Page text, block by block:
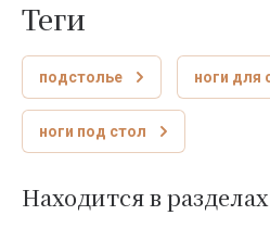
теги
подстолье ноги для
ноги под стол
Находится в разделах